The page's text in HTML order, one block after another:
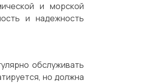
и морской
и надежность
обслуживать
но должна